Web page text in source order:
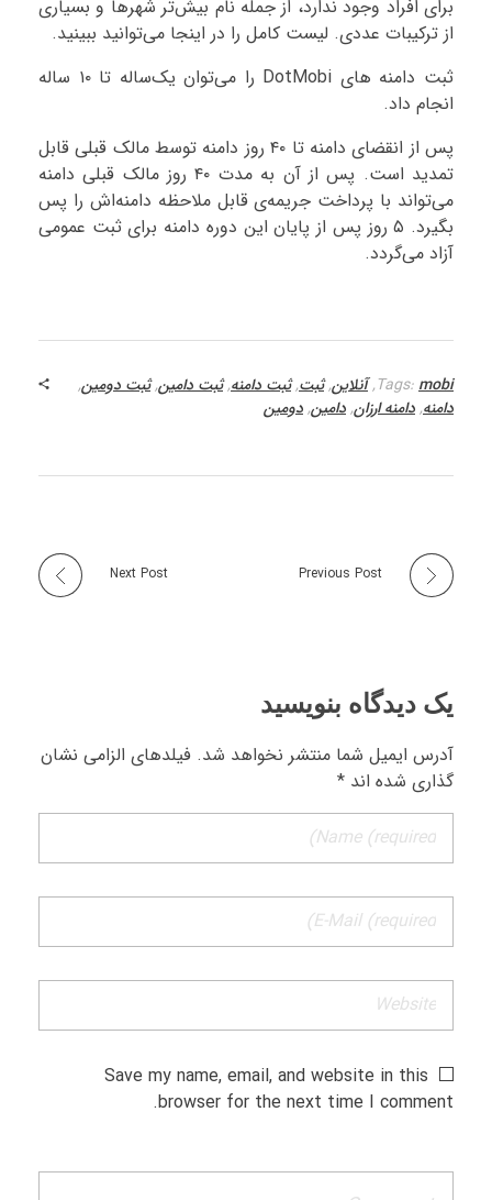
برای افراد وجود ندارد، از جمله نام بیش‌تر شهرها و بسیاری
از ترکیبات عددی. لیست کامل را در اینجا می‌توانید ببینید.
ثبت دامنه های DotMobi را می‌توان یک‌ساله تا ۱۰ ساله
انجام داد.
پس از انقضای دامنه تا ۴۰ روز دامنه توسط مالک قبلی قابل
تمدید است. پس از آن به مدت ۴۰ روز مالک قبلی دامنه
می‌تواند با پرداخت جریمه‌ی قابل ملاحظه دامنه‌اش را پس
بگیرد. ۵ روز پس از پایان این دوره دامنه برای ثبت عمومی
آزاد می‌گردد.
Tags:mobi
,آنلاین,ثبت,ثبت دامنه,ثبت دامین,ثبت دومین,
دامنه,دامنه ارزان,دامین,دومین
Previous Post
Next Post
یک دیدگاه بنویسید
آدرس ایمیل شما منتشر نخواهد شد. فیلدهای الزامی نشان
گذاری شده اند *
Save my name, email, and website in this
browser for the next time I comment.